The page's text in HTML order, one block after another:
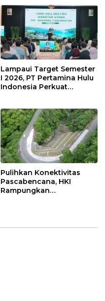
Lampaui Target Semester
I 2026, PT Pertamina Hulu
Indonesia Perkuat
Keselamatan Kerja
Pulihkan Konektivitas
Pascabencana, HKI
Rampungkan